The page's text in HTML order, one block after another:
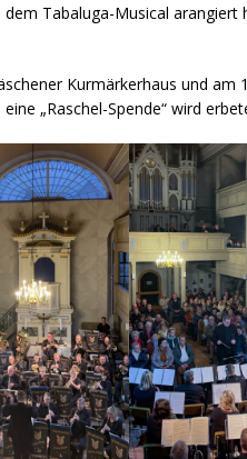
Tabaluga-Musical arangiert
Kurmärkerhaus und am
„Raschel-Spende“ wird